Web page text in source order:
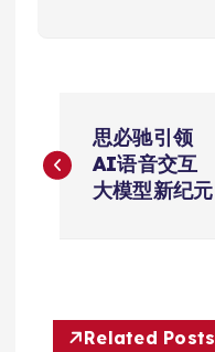
章
思必驰引领
AI语音交互
大模型新纪元
Related Posts